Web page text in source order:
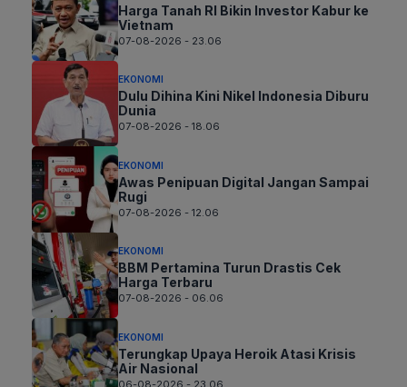
Harga Tanah RI Bikin Investor Kabur ke
Vietnam
07-08-2026 - 23.06
EKONOMI
Dulu Dihina Kini Nikel Indonesia Diburu
Dunia
07-08-2026 - 18.06
EKONOMI
Awas Penipuan Digital Jangan Sampai
Rugi
07-08-2026 - 12.06
EKONOMI
BBM Pertamina Turun Drastis Cek
Harga Terbaru
07-08-2026 - 06.06
EKONOMI
Terungkap Upaya Heroik Atasi Krisis
Air Nasional
06-08-2026 - 23.06